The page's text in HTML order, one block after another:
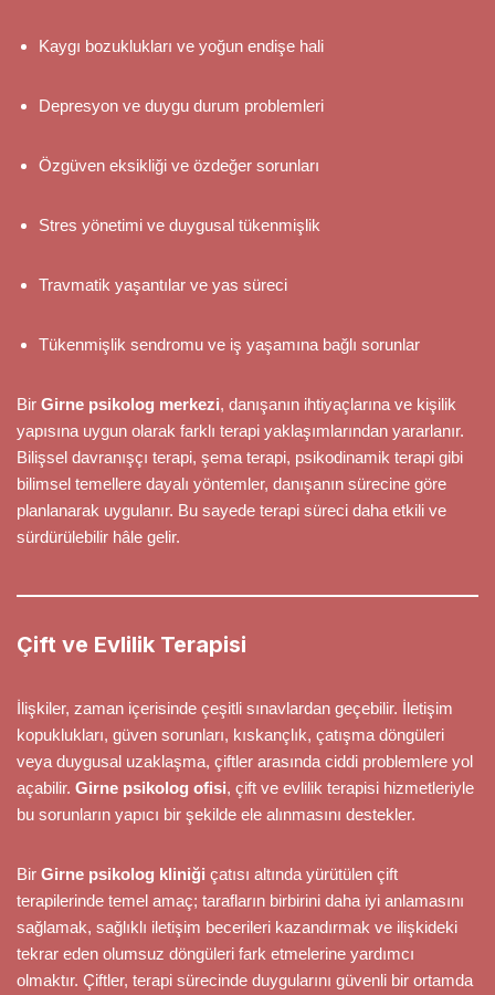
Kaygı bozuklukları ve yoğun endişe hali
Depresyon ve duygu durum problemleri
Özgüven eksikliği ve özdeğer sorunları
Stres yönetimi ve duygusal tükenmişlik
Travmatik yaşantılar ve yas süreci
Tükenmişlik sendromu ve iş yaşamına bağlı sorunlar
Bir Girne psikolog merkezi, danışanın ihtiyaçlarına ve kişilik
yapısına uygun olarak farklı terapi yaklaşımlarından yararlanır.
Bilişsel davranışçı terapi, şema terapi, psikodinamik terapi gibi
bilimsel temellere dayalı yöntemler, danışanın sürecine göre
planlanarak uygulanır. Bu sayede terapi süreci daha etkili ve
sürdürülebilir hâle gelir.
Çift ve Evlilik Terapisi
İlişkiler, zaman içerisinde çeşitli sınavlardan geçebilir. İletişim
kopuklukları, güven sorunları, kıskançlık, çatışma döngüleri
veya duygusal uzaklaşma, çiftler arasında ciddi problemlere yol
açabilir. Girne psikolog ofisi, çift ve evlilik terapisi hizmetleriyle
bu sorunların yapıcı bir şekilde ele alınmasını destekler.
Bir Girne psikolog kliniği çatısı altında yürütülen çift
terapilerinde temel amaç; tarafların birbirini daha iyi anlamasını
sağlamak, sağlıklı iletişim becerileri kazandırmak ve ilişkideki
tekrar eden olumsuz döngüleri fark etmelerine yardımcı
olmaktır. Çiftler, terapi sürecinde duygularını güvenli bir ortamda